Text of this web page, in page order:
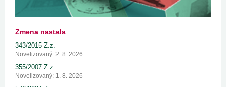
Zmena nastala
343/2015 Z.z.
Novelizovaný: 2. 8. 2026
355/2007 Z.z.
Novelizovaný: 1. 8. 2026